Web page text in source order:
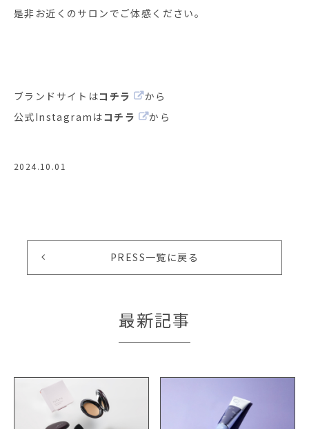
是非お近くのサロンでご体感ください。
ブランドサイトはコチラ
から
公式Instagramはコチラ から
2024.10.01
PRESS一覧に戻る
最新記事